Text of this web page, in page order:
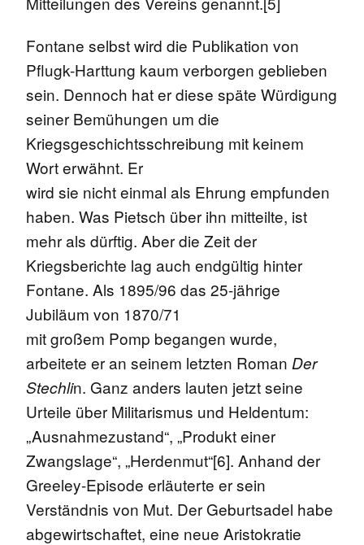
Fontane selbst wird die Publikation von
Pflugk-Harttung kaum verborgen geblieben
sein. Dennoch hat er diese späte Würdigung
seiner Bemühungen um die
Kriegsgeschichtsschreibung mit keinem
Wort erwähnt. Er
wird sie nicht einmal als Ehrung empfunden
haben. Was Pietsch über ihn mitteilte, ist
mehr als dürftig. Aber die Zeit der
Kriegsberichte lag auch endgültig hinter
Fontane. Als 1895/96 das 25-jährige
Jubiläum von 1870/71
mit großem Pomp begangen wurde,
arbeitete er an seinem letzten Roman Der
Stechlin. Ganz anders lauten jetzt seine
Urteile über Militarismus und Heldentum:
„Ausnahmezustand“, „Produkt einer
Zwangslage“, „Herdenmut“[6]. Anhand der
Greeley-Episode erläuterte er sein
Verständnis von Mut. Der Geburtsadel habe
abgewirtschaftet, eine neue Aristokratie